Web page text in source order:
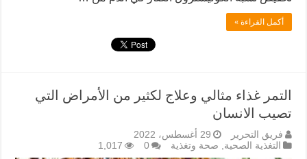
أكمل القراءة »
التمر غذاء مثالي وعلاج لكثير من الأمراض التي
تصيب الانسان
فريق التحرير
29 أغسطس، 2022
التغذية الصحية, صحة وتغذية 0
1,017